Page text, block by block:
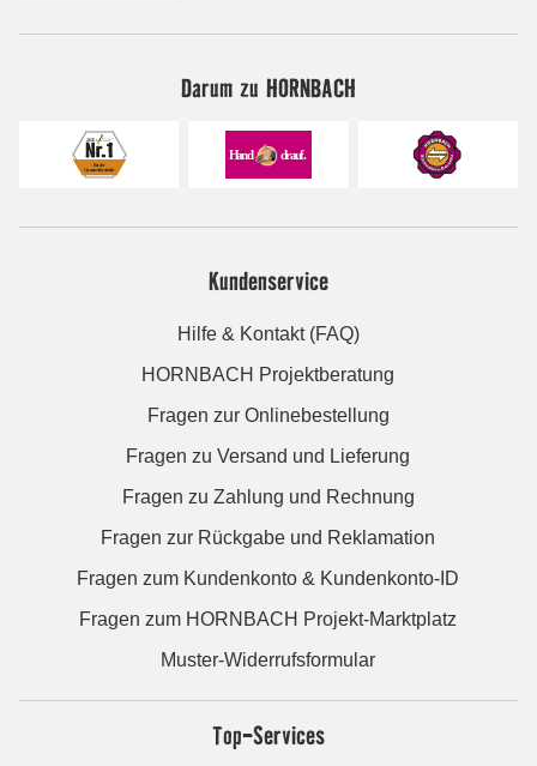
Darum zu HORNBACH
Kundenservice
Hilfe & Kontakt (FAQ)
HORNBACH Projektberatung
Fragen zur Onlinebestellung
Fragen zu Versand und Lieferung
Fragen zu Zahlung und Rechnung
Fragen zur Rückgabe und Reklamation
Fragen zum Kundenkonto & Kundenkonto-ID
Fragen zum HORNBACH Projekt-Marktplatz
Muster-Widerrufsformular
Top-Services